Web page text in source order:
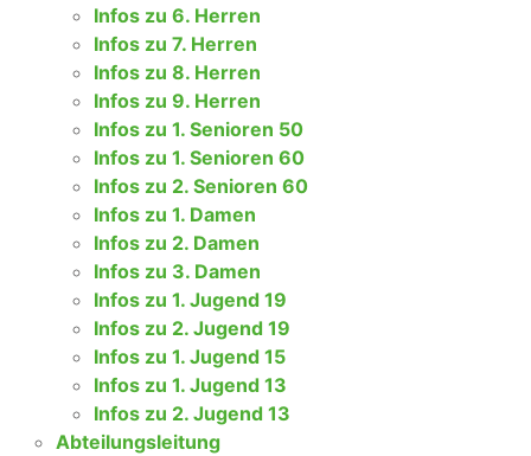
Infos zu 6. Herren
Infos zu 7. Herren
Infos zu 8. Herren
Infos zu 9. Herren
Infos zu 1. Senioren 50
Infos zu 1. Senioren 60
Infos zu 2. Senioren 60
Infos zu 1. Damen
Infos zu 2. Damen
Infos zu 3. Damen
Infos zu 1. Jugend 19
Infos zu 2. Jugend 19
Infos zu 1. Jugend 15
Infos zu 1. Jugend 13
Infos zu 2. Jugend 13
Abteilungsleitung